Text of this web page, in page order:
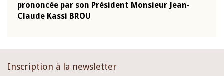
prononcée par son Président Monsieur Jean-
Claude Kassi BROU
Inscription à la newsletter